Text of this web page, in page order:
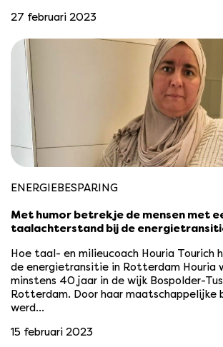
27 februari 2023
ENERGIEBESPARING
Met humor betrek je de mensen met
taalachterstand bij de
Hoe taal- en milieucoach Houria Tourich
de energietransitie in Rotterdam Houria
minstens 40 jaar in de wijk Bospolder-
Rotterdam. Door haar maatschappelijke
werd…
15 februari 2023